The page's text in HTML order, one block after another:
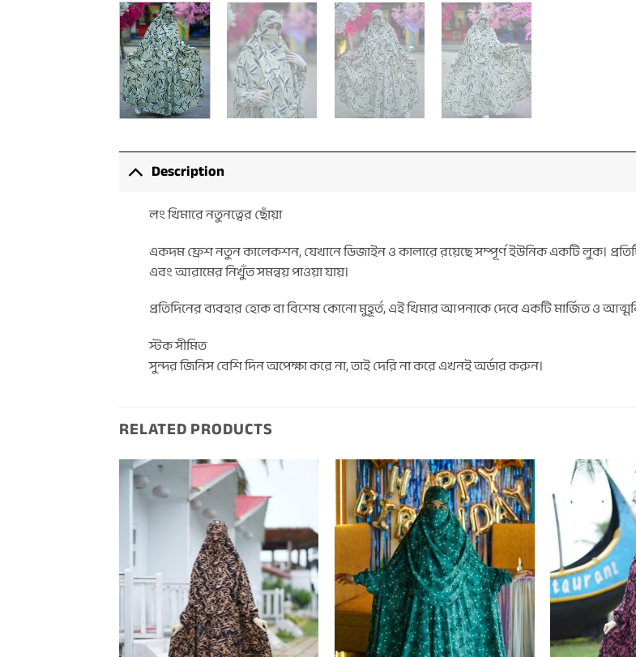
Description
লং খিমারে নতুনত্বের ছোঁয়া
একদম ফ্রেশ নতুন কালেকশন, যেখানে ডিজাইন ও কালারে রয়েছে সম্পূর্ণ ইউনিক একটি লুক।
এবং আরামের নিখুঁত সমন্বয় পাওয়া যায়।
প্রতিদিনের ব্যবহার হোক বা বিশেষ কোনো মুহূর্ত, এই খিমার আপনাকে দেবে একটি মার্জিত ও
স্টক সীমিত
সুন্দর জিনিস বেশি দিন অপেক্ষা করে না, তাই দেরি না করে এখনই অর্ডার করুন।
RELATED PRODUCTS